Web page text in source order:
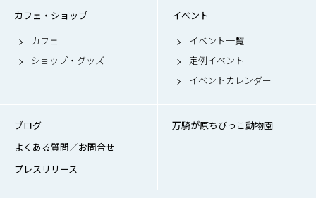
カフェ・ショップ
カフェ
ショップ・グッズ
イベント
イベント一覧
定例イベント
イベントカレンダー
ブログ
よくある質問／お問合せ
プレスリリース
万騎が原ちびっこ動物園